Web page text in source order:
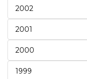
2002
2001
2000
1999